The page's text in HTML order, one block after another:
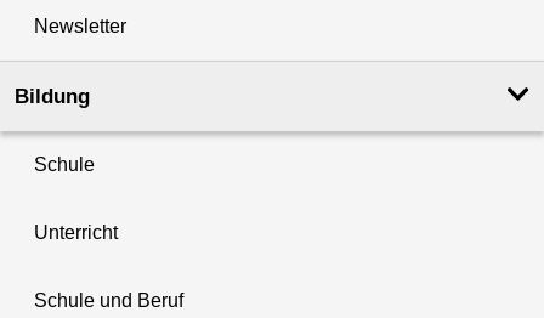
Newsletter
Bildung
Schule
Unterricht
Schule und Beruf